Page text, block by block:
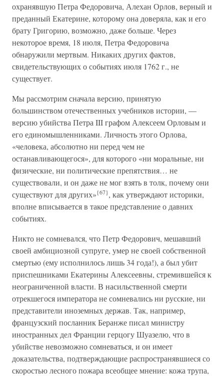
охранявшую Петра Федоровича, Алехан Орлов, верный и
преданный Екатерине, которому она доверяла, как и его
брату Григорию, возможно, даже больше. Через
некоторое время, 18 июля, Петра Федоровича
обнаружили мертвым. Никаких других фактов,
свидетельствующих о событиях июля 1762 г., не
существует.
Мы рассмотрим сначала версию, принятую
большинством отечественных учебников истории, —
версию убийства Петра III графом Алексеем Орловым и
его единомышленниками. Личность этого Орлова,
«человека, абсолютно ни перед чем не
останавливающегося», для которого «ни моральные, ни
физические, ни политические препятствия… не
существовали, и он даже не мог взять в толк, почему они
существуют для других»{67}, как утверждают историки,
вполне вписывается в такое представление о давних
событиях.
Никто не сомневался, что Петр Федорович, мешавший
своей амбициозной супруге, умер не своей собственной
смертью (ему исполнилось лишь 34 года!), а был убит
приспешниками Екатерины Алексеевны, стремившейся к
неограниченной власти. В насильственной смерти
отрекшегося императора не сомневались ни русские, ни
представители иноземных держав. Так, например,
французский посланник Беранже писал министру
иностранных дел Франции герцогу Шуазелю, что в
убийстве невозможно сомневаться, и он имеет
доказательства, подтверждающие распространявшиеся со
скоростью лесного пожара всеобщее мнение: кожа трупа,